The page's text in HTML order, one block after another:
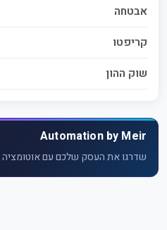
אבטחה
קריפטו
שוק ההון
Automation by Meir
שדרגו את העסק שלכם עם